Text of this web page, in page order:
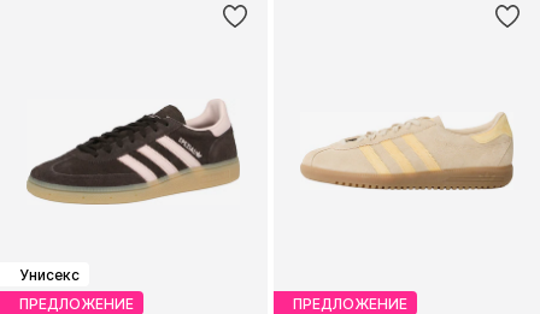
Унисекс
ПРЕДЛОЖЕНИЕ
ПРЕДЛОЖЕНИЕ